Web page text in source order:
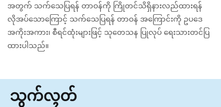
အတွက် သက်သေပြရန် တာဝန်ကို ကြိုတင်သိရှိနားလည်ထားရန်
လိုအပ်သောကြောင့် သက်သေပြရန် တာဝန် အကြောင်းကို ဥပဒေ
အကိုးအကား၊ စီရင်ထုံးများဖြင့် သုတေသန ပြုလုပ် ရေးသားတင်ပြ
ထားပါသည်။
သွက်လ္ၚတ်